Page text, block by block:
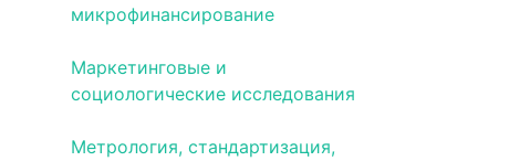
микрофинансирование
Маркетинговые и
социологические исследования
Метрология, стандартизация,